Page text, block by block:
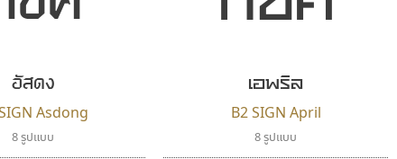
อัสดง
Asdong
8 รูปแบบ
เอพริล
B2 SIGN April
8 รูปแบบ